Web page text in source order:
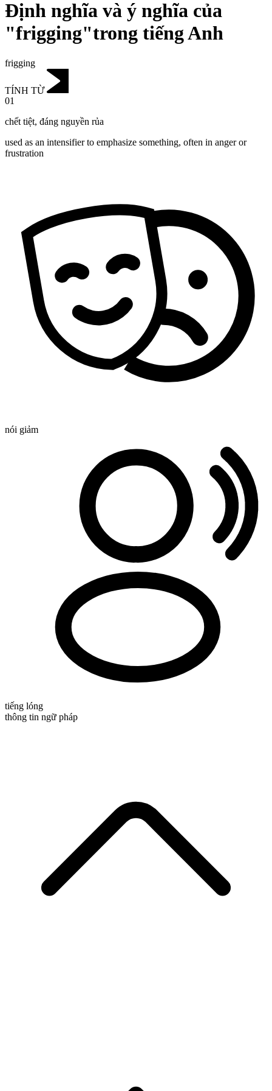
Định nghĩa và ý nghĩa của
"frigging"trong tiếng Anh
frigging
TÍNH TỪ
01
chết tiệt, đáng nguyền rủa
used as an intensifier to emphasize something, often in anger or
frustration
nói giảm
tiếng lóng
thông tin ngữ pháp